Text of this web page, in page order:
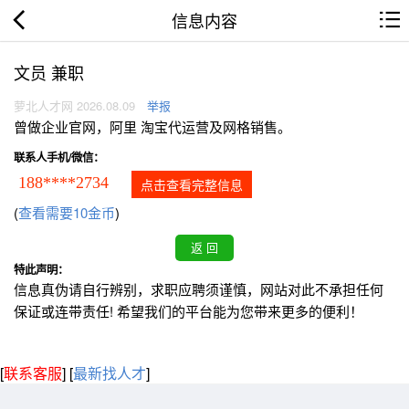
信息内容
文员 兼职
萝北人才网 2026.08.09 举报
曾做企业官网，阿里 淘宝代运营及网格销售。
联系人手机/微信：
188****2734 点击查看完整信息
(查看需要10金币)
特此声明：
信息真伪请自行辨别，求职应聘须谨慎，网站对此不承担任何
保证或连带责任! 希望我们的平台能为您带来更多的便利！
[联系客服] [最新找人才]